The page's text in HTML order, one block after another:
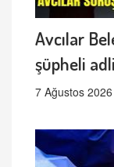
Avcılar
şüpheli
7 Ağustos